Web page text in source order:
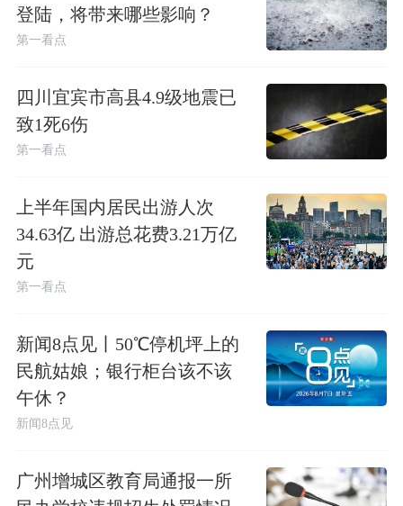
登陆，将带来哪些影响？
第一看点
四川宜宾市高县4.9级地震已
致1死6伤
第一看点
上半年国内居民出游人次
34.63亿 出游总花费3.21万亿
元
第一看点
新闻8点见丨50℃停机坪上的
民航姑娘；银行柜台该不该
午休？
新闻8点见
广州增城区教育局通报一所